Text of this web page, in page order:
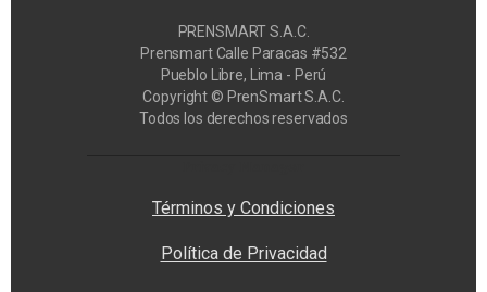
PRENSMART S.A.C.
Prensmart Calle Paracas #532
Pueblo Libre, Lima - Perú
Copyright © PrenSmart S.A.C.
Todos los derechos reservados
Términos y Condiciones
Política de Privacidad